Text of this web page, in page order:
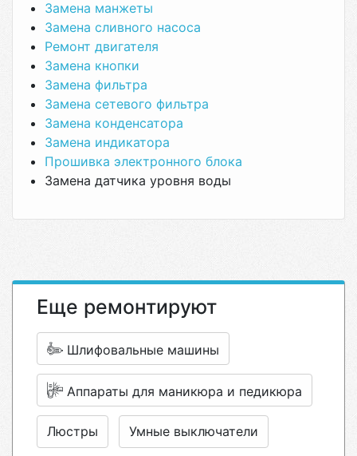
Замена манжеты
Замена сливного насоса
Ремонт двигателя
Замена кнопки
Замена фильтра
Замена сетевого фильтра
Замена конденсатора
Замена индикатора
Прошивка электронного блока
Замена датчика уровня воды
Еще ремонтируют
Шлифовальные машины
Аппараты для маникюра и педикюра
Люстры Умные выключатели